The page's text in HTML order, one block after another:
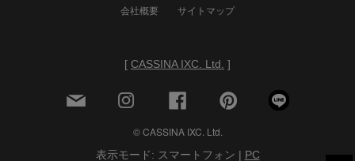
会社概要
サイトマップ
[ CASSINA IXC. Ltd. ]
© CASSINA IXC. Ltd.
表示モード: スマートフォン | PC